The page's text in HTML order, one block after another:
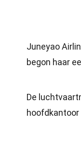
Juneyao
begon haar
De
hoofdkantoor